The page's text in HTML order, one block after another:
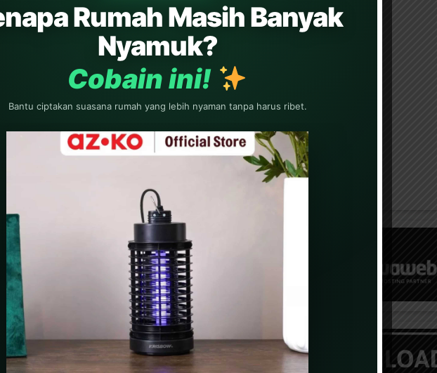
khusyu?, maka Rasulullah akan memberinya hadiah
Rumah Masih Banyak
Nyamuk?
Cobain ini!
Bantu ciptakan suasana rumah yang lebih nyaman tanpa harus ribet.